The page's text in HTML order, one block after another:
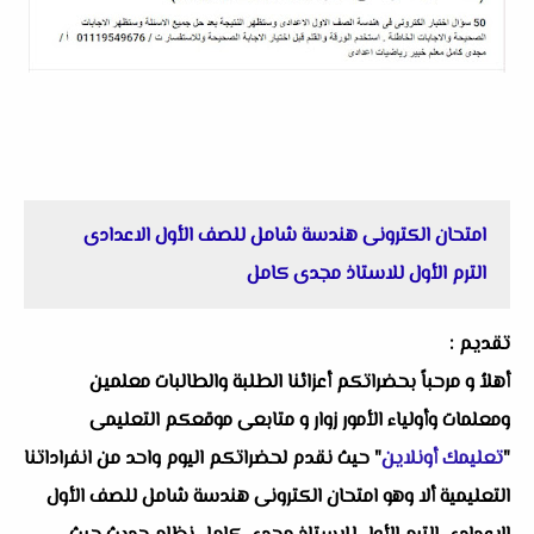
امتحان الكترونى هندسة شامل للصف الأول الاعدادى
الترم الأول للاستاذ مجدى كامل
تقديم :
أهلاُ و مرحباً بحضراتكم أعزائنا الطلبة والطالبات معلمين
ومعلمات وأولياء الأمور زوار و متابعى موقعكم التعليمى
"تعليمك أونلاين" حيث نقدم لحضراتكم اليوم واحد من انفراداتنا
التعليمية ألا وهو امتحان الكترونى هندسة شامل للصف الأول